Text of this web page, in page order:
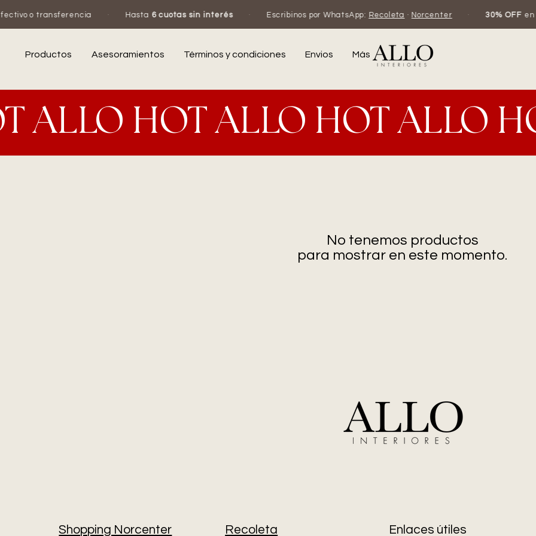
o transferencia Hasta6 cuotas sin interés Escribinos por WhatsApp:Recoleta·Norcenter 30% OFFen
Productos Asesoramientos Términos y condiciones Envios Más
ALLO HOT ALLO HOT ALLO
No tenemos productos
para mostrar en este momento.
Shopping Norcenter Recoleta Enlaces útiles